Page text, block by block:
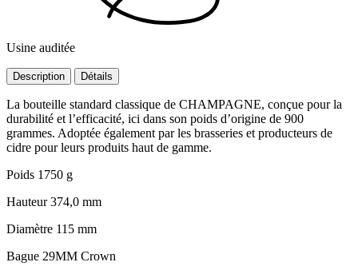
Usine auditée
Description Détails
La bouteille standard classique de CHAMPAGNE, conçue pour la
durabilité et l’efficacité, ici dans son poids d’origine de 900
grammes. Adoptée également par les brasseries et producteurs de
cidre pour leurs produits haut de gamme.
Poids 1750 g
Hauteur374,0 mm
Diamètre 115 mm
Bague 29MM Crown